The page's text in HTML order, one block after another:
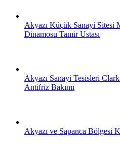
Akyazı Küçük Sanayi Sitesi
Dinamosu Tamir Ustası
Akyazı Sanayi Tesisleri
Antifriz Bakımı
Akyazı ve Sapanca Bölgesi